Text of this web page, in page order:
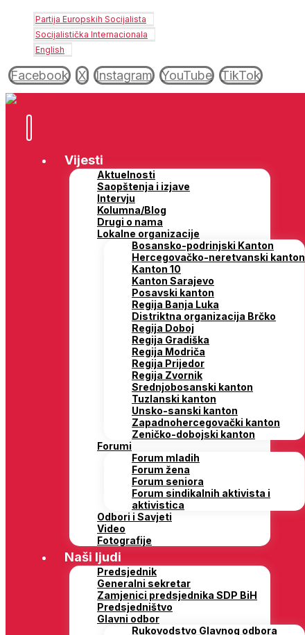
Partija Europskih Socijalista
Socijalistička Internacionala
English
Facebook X Instagram YouTube TikTok
Vijesti
Aktuelnosti
Saopštenja i izjave
Intervju
Kolumna/Blog
Drugi o nama
Lokalne organizacije
Bosansko-podrinjski Kanton
Hercegovačko-neretvanski kanton
Kanton 10
Kanton Sarajevo
Posavski kanton
Regija Banja Luka
Distriktna organizacija Brčko
Regija Doboj
Regija Gradiška
Regija Modriča
Regija Prijedor
Regija Zvornik
Srednjobosanski kanton
Tuzlanski kanton
Unsko-sanski kanton
Zapadnohercegovački kanton
Zeničko-dobojski kanton
Forumi
Forum mladih
Forum žena
Forum seniora
Forum sindikalnih aktivista i
aktivistica
Odbori i Savjeti
Video
Fotografije
Naši ljudi
Predsjednik
Generalni sekretar
Zamjenici predsjednika SDP BiH
Predsjedništvo
Glavni odbor
Rukovodstvo Glavnog odbora